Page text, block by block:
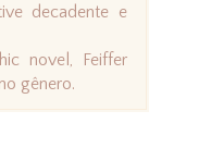
decadente e
novel, Feiffer
gênero.